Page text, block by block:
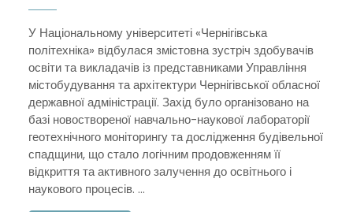
ІЗ
ПРЕДСТАВНИКАМИ
УПРАВЛІННЯ
МІСТОБУДУВАННЯ
ТА
АРХІТЕКТУРИ
ЧЕРНІГІВСЬКОЇ
ОДА
У Національному університеті «Чернігівська
політехніка» відбулася змістовна зустріч здобувачів
освіти та викладачів із представниками Управління
містобудування та архітектури Чернігівської обласної
державної адміністрації. Захід було організовано на
базі новоствореної навчально-наукової лабораторії
геотехнічного моніторингу та дослідження будівельної
спадщини, що стало логічним продовженням її
відкриття та активного залучення до освітнього і
наукового процесів. ...